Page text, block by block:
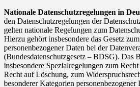
Nationale Datenschutzregelungen in
den Datenschutzregelungen der
gelten nationale Regelungen zum
Hierzu gehört insbesondere das Gesetz
personenbezogener Daten bei der
(Bundesdatenschutzgesetz – BDSG). Das
insbesondere Spezialregelungen zum
Recht auf Löschung, zum
besonderer Kategorien